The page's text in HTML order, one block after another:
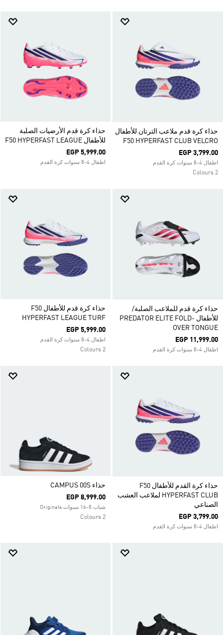
حذاء كرة قدم ملاعب الترتان للأطفال
F50 HYPERFAST CLUB VELCRO
EGP 3,799.00
اطفال 4-8 سنوات كرة القدم
2 Colours
حذاء كرة قدم الأرضيات الصلبة
للأطفال F50 HYPERFAST LEAGUE
EGP 5,999.00
اطفال 4-8 سنوات كرة القدم
حذاء كرة قدم للملاعب الصلبة/
للأطفال PREDATOR ELITE FOLD-
OVER TONGUE
EGP 11,999.00
اطفال 4-8 سنوات كرة القدم
حذاء كرة قدم للأطفال F50
HYPERFAST LEAGUE TURF
EGP 5,999.00
اطفال 4-8 سنوات كرة القدم
2 Colours
حذاء كرة القدم للأطفال F50
HYPERFAST CLUB لملاعب العشب
الصناعي
EGP 3,799.00
اطفال 4-8 سنوات كرة القدم
حذاء CAMPUS 00S
EGP 8,999.00
شباب 8-16 سنوات Originals
2 Colours